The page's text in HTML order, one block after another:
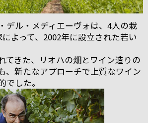
デル・メディエーヴォは、4人の栽
よって、2002年に設立された若い
てきた、リオハの畑とワイン造りの
、新たなアプローチで上質なワイン
でした。